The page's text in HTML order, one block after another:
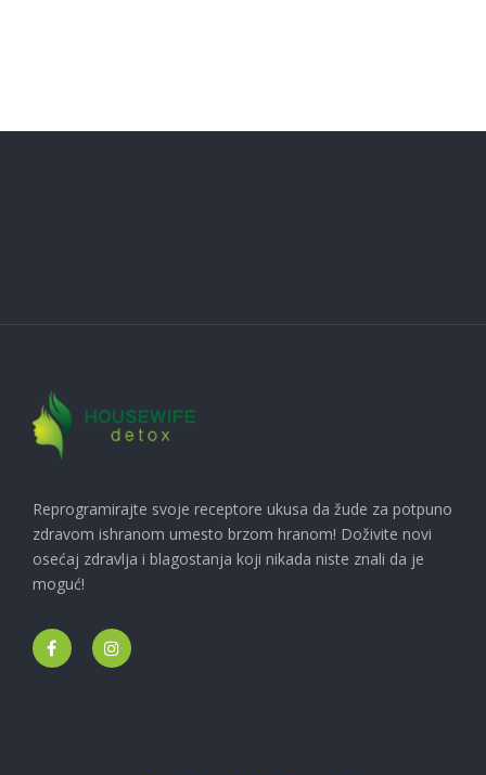
Reprogramirajte svoje receptore ukusa da žude za potpuno
zdravom ishranom umesto brzom hranom! Doživite novi
osećaj zdravlja i blagostanja koji nikada niste znali da je
moguć!